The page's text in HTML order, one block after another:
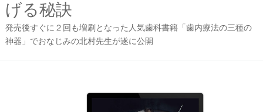
げる秘訣
発売後すぐに２回も増刷となった人気歯科書籍「歯内療法の三種の
神器」でおなじみの北村先生が遂に公開